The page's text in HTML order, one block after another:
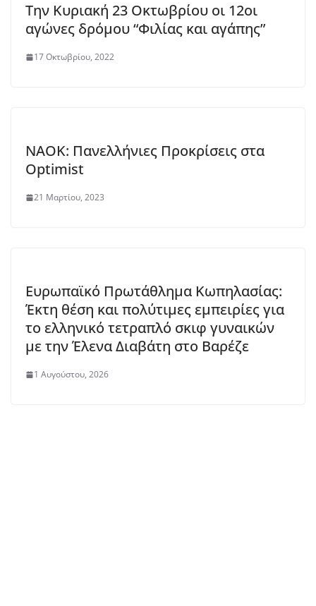
Την Κυριακή 23 Οκτωβρίου οι 12οι
αγώνες δρόμου “Φιλίας και αγάπης”
17 Οκτωβρίου, 2022
ΝΑΟΚ: Πανελλήνιες Προκρίσεις στα
Optimist
21 Μαρτίου, 2023
Ευρωπαϊκό Πρωτάθλημα Κωπηλασίας:
Έκτη θέση και πολύτιμες εμπειρίες για
το ελληνικό τετραπλό σκιφ γυναικών
με την Έλενα Διαβάτη στο Βαρέζε
1 Αυγούστου, 2026